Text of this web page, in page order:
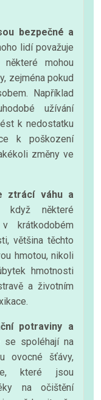
bezpečné a
lidí považuje
mohou
zejména pokud
Například
užívání
k nedostatku
k poškození
změny ve
ztrácí váhu a
některé
krátkodobém
většina těchto
hmotou, nikoli
hmotnosti
a životním
potraviny a
se spoléhají na
ovocné šťávy,
které jsou
na očištění